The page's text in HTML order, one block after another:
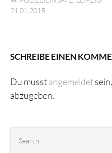
21.01.2015
SCHREIBE EINEN
Du musstangemeldet
abzugeben.
archives